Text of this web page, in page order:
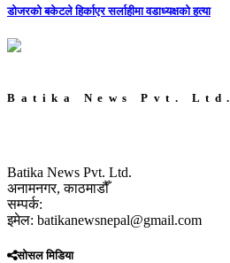
डोजरको बकेटले हिर्काएर सर्लाहीमा वडाध्यक्षको हत्या
Batika News Pvt. Ltd.
Batika News Pvt. Ltd.
अनामनगर, काठमाडौँ
सम्पर्क:
इमेल: batikanewsnepal@gmail.com
सोसल मिडिया